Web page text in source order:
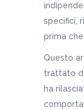
specifici,
prima
Questo
trattato
ha